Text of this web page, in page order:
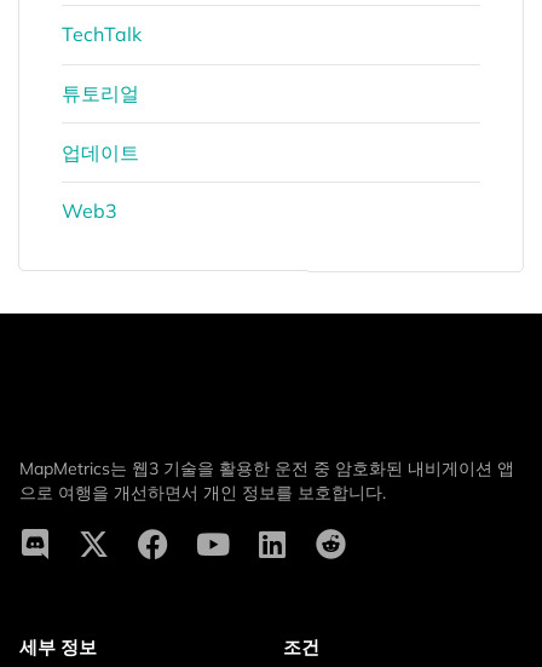
TechTalk
튜토리얼
업데이트
Web3
MapMetrics는 웹3 기술을 활용한 운전 중 암호화된 내비게이션 앱
으로 여행을 개선하면서 개인 정보를 보호합니다.
세부 정보 조건